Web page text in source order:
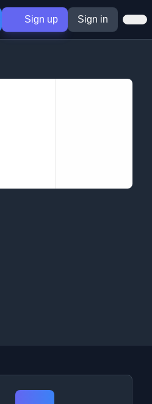
Sign up Sign in